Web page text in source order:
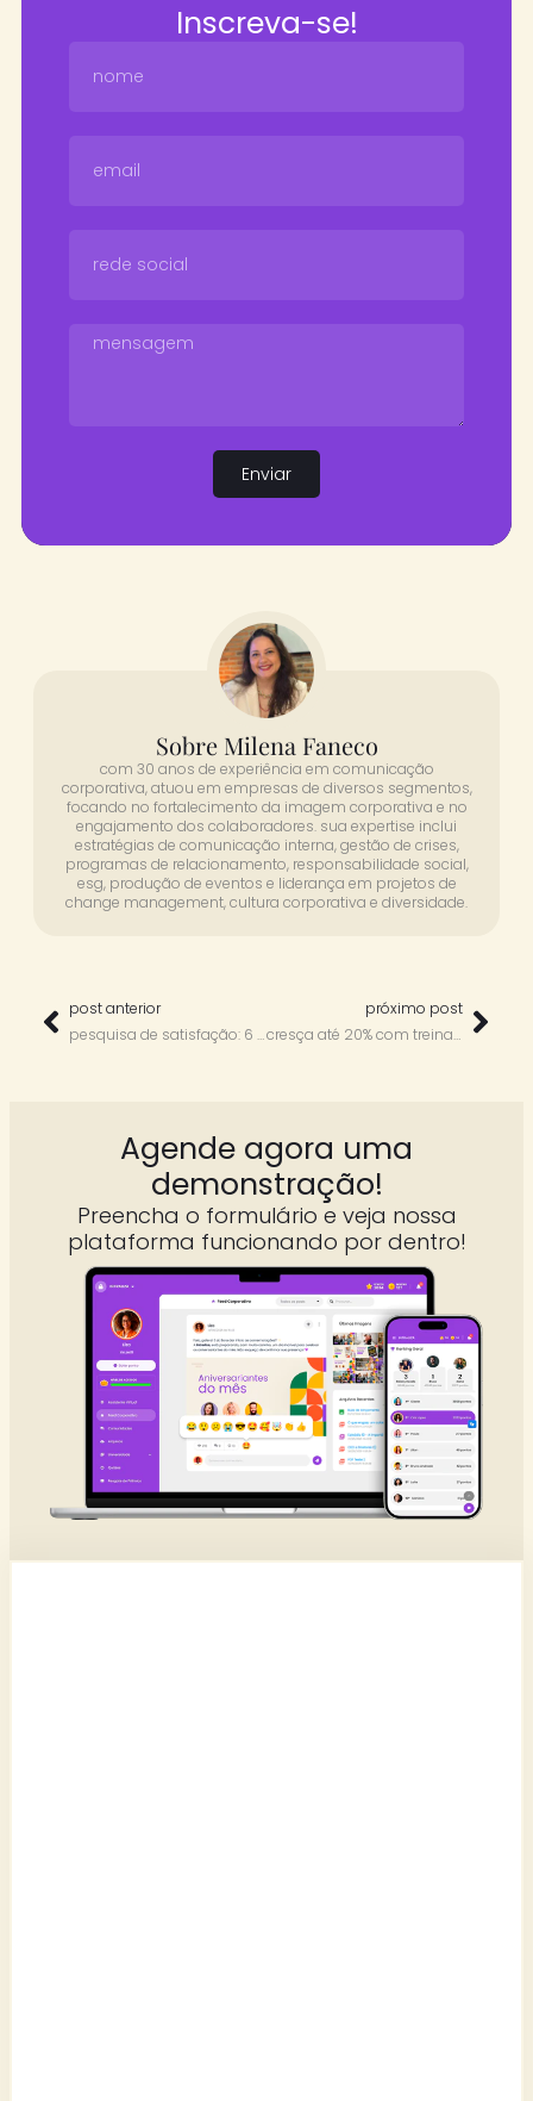
Inscreva-se!
Enviar
Sobre Milena Faneco
com 30 anos de experiência em comunicação
corporativa, atuou em empresas de diversos segmentos,
focando no fortalecimento da imagem corporativa e no
engajamento dos colaboradores. sua expertise inclui
estratégias de comunicação interna, gestão de crises,
programas de relacionamento, responsabilidade social,
esg, produção de eventos e liderança em projetos de
change management, cultura corporativa e diversidade.
post anterior
pesquisa de satisfação: 6 insights para reter talentos
próximo post
cresça até 20% com treinamento e desenvolvimento
Agende agora uma
demonstração!
Preencha o formulário e veja nossa
plataforma funcionando por dentro!